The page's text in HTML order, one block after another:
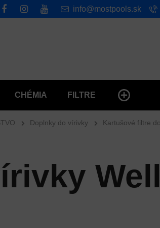
CHÉMIA FILTRE
info@mostpools.sk
Doplnky do vírivky Kartušové filtre